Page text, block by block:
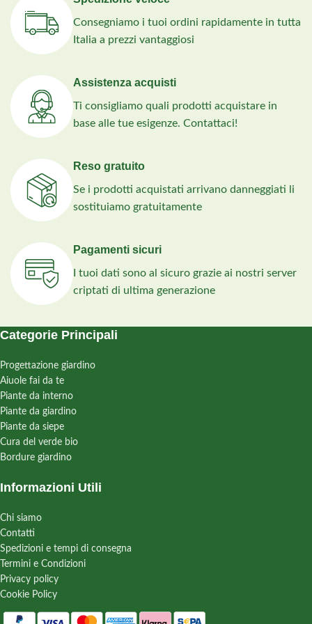
Consegniamo i tuoi ordini rapidamente in tutta
Italia a prezzi vantaggiosi
Assistenza acquisti
Ti consigliamo quali prodotti acquistare in
base alle tue esigenze. Contattaci!
Reso gratuito
Se i prodotti acquistati arrivano danneggiati li
sostituiamo gratuitamente
Pagamenti sicuri
I tuoi dati sono al sicuro grazie ai nostri server
criptati di ultima generazione
Categorie Principali
Progettazione giardino
Aiuole fai da te
Piante da interno
Piante da giardino
Piante da siepe
Cura del verde bio
Bordure giardino
Informazioni Utili
Chi siamo
Contatti
Spedizioni e tempi di consegna
Termini e Condizioni
Privacy policy
Cookie Policy